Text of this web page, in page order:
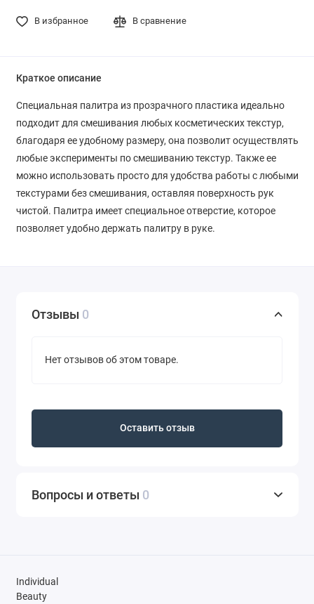
В избранное В сравнение
Краткое описание
Специальная палитра из прозрачного пластика идеально
подходит для смешивания любых косметических текстур,
благодаря ее удобному размеру, она позволит осуществлять
любые эксперименты по смешиванию текстур. Также ее
можно использовать просто для удобства работы с любыми
текстурами без смешивания, оставляя поверхность рук
чистой. Палитра имеет специальное отверстие, которое
позволяет удобно держать палитру в руке.
Отзывы 0
Нет отзывов об этом товаре.
Оставить отзыв
Вопросы и ответы 0
Individual
Beauty